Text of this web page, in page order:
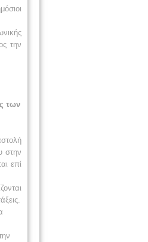
την
των
στην
επί